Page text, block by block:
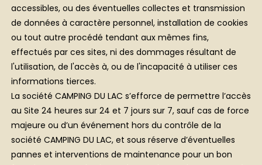
accessibles, ou des éventuelles collectes et transmission
de données à caractère personnel, installation de cookies
ou tout autre procédé tendant aux mêmes fins,
effectués par ces sites, ni des dommages résultant de
l'utilisation, de l'accès à, ou de l'incapacité à utiliser ces
informations tierces.
La société CAMPING DU LAC s’efforce de permettre l’accès
au Site 24 heures sur 24 et 7 jours sur 7, sauf cas de force
majeure ou d’un événement hors du contrôle de la
société CAMPING DU LAC, et sous réserve d’éventuelles
pannes et interventions de maintenance pour un bon